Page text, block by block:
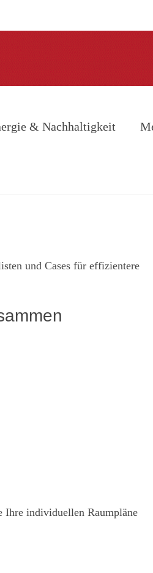
& Nachhaltigkeit
und Cases für effizientere
Ihre individuellen Raumpläne